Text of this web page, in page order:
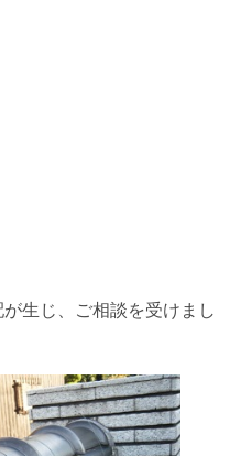
生じ、ご相談を受けまし